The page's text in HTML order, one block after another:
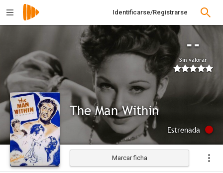
Identificarse/Registrarse
--
Sin valorar
The Man Within
Estrenada
Marcar ficha